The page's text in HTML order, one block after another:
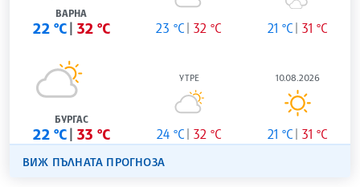
ВАРНА
22 °C 32 °C 23 °C 32 °C 21 °C 31 °C
БУРГАС
22 °C 33 °C
УТРЕ
24 °C 32 °C
10.08.2026
21 °C 31 °C
ВИЖ ПЪЛНАТА ПРОГНОЗА